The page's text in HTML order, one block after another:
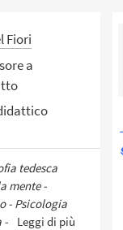
Fiori
a
tedesca
mente -
- Psicologia
-
Leggi di più